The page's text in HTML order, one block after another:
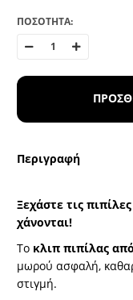
ΠΟΣΟΤΗΤΑ:
Περιγραφή
Ξεχάστε τις
χάνονται!
Το κλιπ πιπίλας
μωρού ασφαλή,
στιγμή.